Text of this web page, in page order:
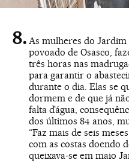
As mulheres do
povoado de Osasco,
três horas nas
para garantir o
durante o dia. Elas se
dormem e de que já
falta d’água,
dos últimos 84 anos,
“Faz mais de seis
com as costas doendo
queixava-se em maio